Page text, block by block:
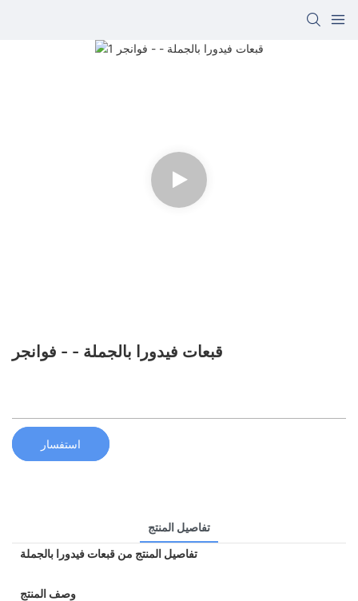
قبعات فيدورا بالجملة - - فوانجر
استفسار
تفاصيل المنتج
تفاصيل المنتج من قبعات فيدورا بالجملة
وصف المنتج